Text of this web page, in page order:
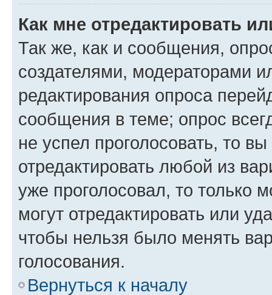
Как мне отредактировать
Так же, как и сообщения,
создателями, модераторами
редактирования опроса
сообщения в теме; опрос
не успел проголосовать, то
отредактировать любой из
уже проголосовал, то только
могут отредактировать или
чтобы нельзя было менять
голосования.
Вернуться к началу